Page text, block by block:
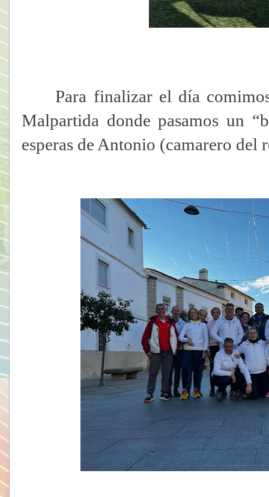
Para finalizar el día comimos
Malpartida donde pasamos un
esperas de Antonio (camarero del